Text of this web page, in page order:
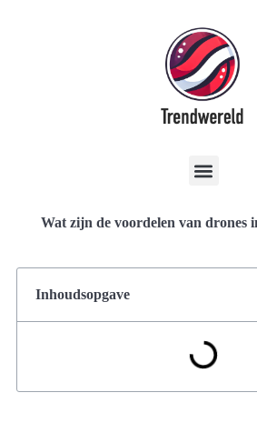
Wat zijn de voordelen van drones
Inhoudsopgave